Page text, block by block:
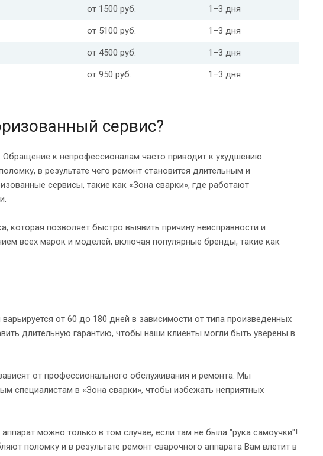
от 1500 руб. 1–3 дня
от 5100 руб. 1–3 дня
от 4500 руб. 1–3 дня
от 950 руб. 1–3 дня
сервис?
Обращение к непрофессионалам часто приводит к ухудшению
в результате чего ремонт становится длительным и
сервисы, такие как «Зона сварки», где работают
которая позволяет быстро выявить причину неисправности и
всех марок и моделей, включая популярные бренды, такие как
от 60 до 180 дней в зависимости от типа произведенных
длительную гарантию, чтобы наши клиенты могли быть уверены в
от профессионального обслуживания и ремонта. Мы
специалистам в «Зона сварки», чтобы избежать неприятных
можно только в том случае, если там не была "рука самоучки"!
поломку и в результате ремонт сварочного аппарата Вам влетит в